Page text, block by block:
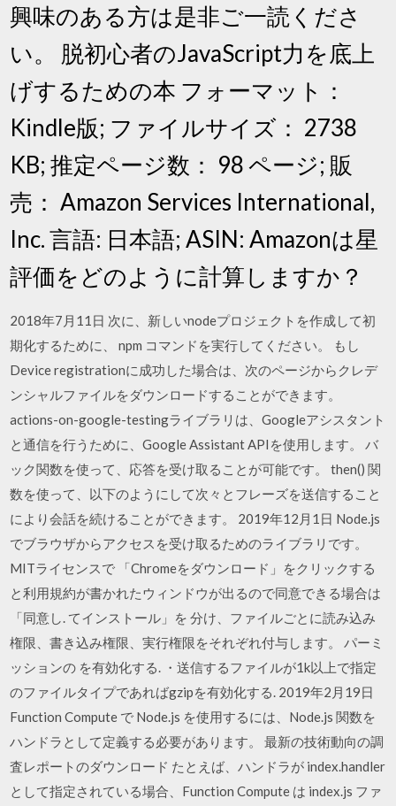
興味のある方は是非ご一読くださ
い。 脱初心者のJavaScript力を底上
げするための本 フォーマット：
Kindle版; ファイルサイズ： 2738
KB; 推定ページ数： 98 ページ; 販
売： Amazon Services International,
Inc. 言語: 日本語; ASIN: Amazonは星
評価をどのように計算しますか？
2018年7月11日 次に、新しいnodeプロジェクトを作成して初
期化するために、 npm コマンドを実行してください。 もし
Device registrationに成功した場合は、次のページからクレデ
ンシャルファイルをダウンロードすることができます。
actions-on-google-testingライブラリは、Googleアシスタント
と通信を行うために、Google Assistant APIを使用します。 バ
ック関数を使って、応答を受け取ることが可能です。 then() 関
数を使って、以下のようにして次々とフレーズを送信すること
により会話を続けることができます。 2019年12月1日 Node.js
でブラウザからアクセスを受け取るためのライブラリです。
MITライセンスで 「Chromeをダウンロード」をクリックする
と利用規約が書かれたウィンドウが出るので同意できる場合は
「同意し. てインストール」を 分け、ファイルごとに読み込み
権限、書き込み権限、実行権限をそれぞれ付与します。 パーミ
ッションの を有効化する. ・送信するファイルが1k以上で指定
のファイルタイプであればgzipを有効化する. 2019年2月19日
Function Compute で Node.js を使用するには、Node.js 関数を
ハンドラとして定義する必要があります。 最新の技術動向の調
査レポートのダウンロード たとえば、ハンドラが index.handler
として指定されている場合、Function Compute は index.js ファ